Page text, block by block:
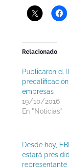
Relacionado
Publicaron el
empresas
19/10/2016
En "Noticias"
Desde hoy,
estará
representante